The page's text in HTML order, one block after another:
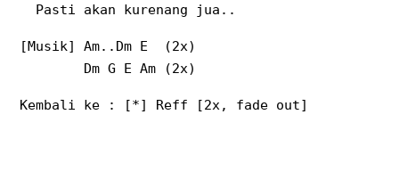
Pasti akan kurenang jua..
[Musik] Am..Dm E (2x)
Dm G E Am (2x)
Kembali ke : [*] Reff [2x, fade out]